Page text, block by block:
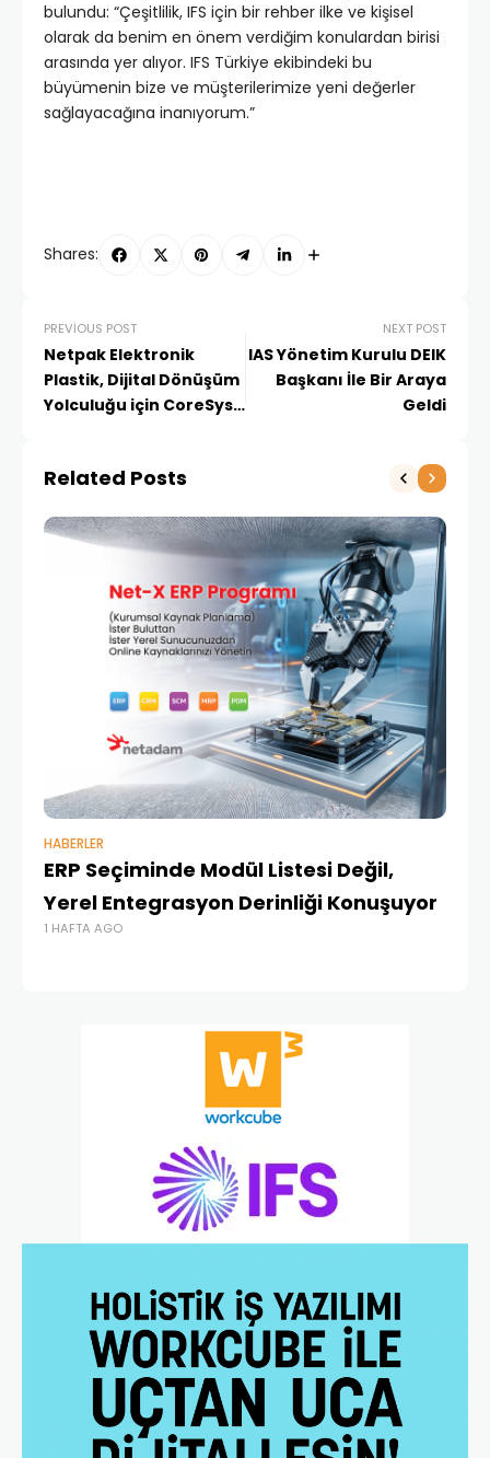
bulundu: “Çeşitlilik, IFS için bir rehber ilke ve kişisel
olarak da benim en önem verdiğim konulardan birisi
arasında yer alıyor. IFS Türkiye ekibindeki bu
büyümenin bize ve müşterilerimize yeni değerler
sağlayacağına inanıyorum.”
Shares:
PREVIOUS POST
Netpak Elektronik
Plastik, Dijital Dönüşüm
Yolculuğu için CoreSys’i
NEXT POST
IAS Yönetim Kurulu DEIK
Başkanı İle Bir Araya
Geldi
Related Posts
HABERLER
ERP Seçiminde Modül Listesi Değil,
Yerel Entegrasyon Derinliği Konuşuyor
1 HAFTA AGO